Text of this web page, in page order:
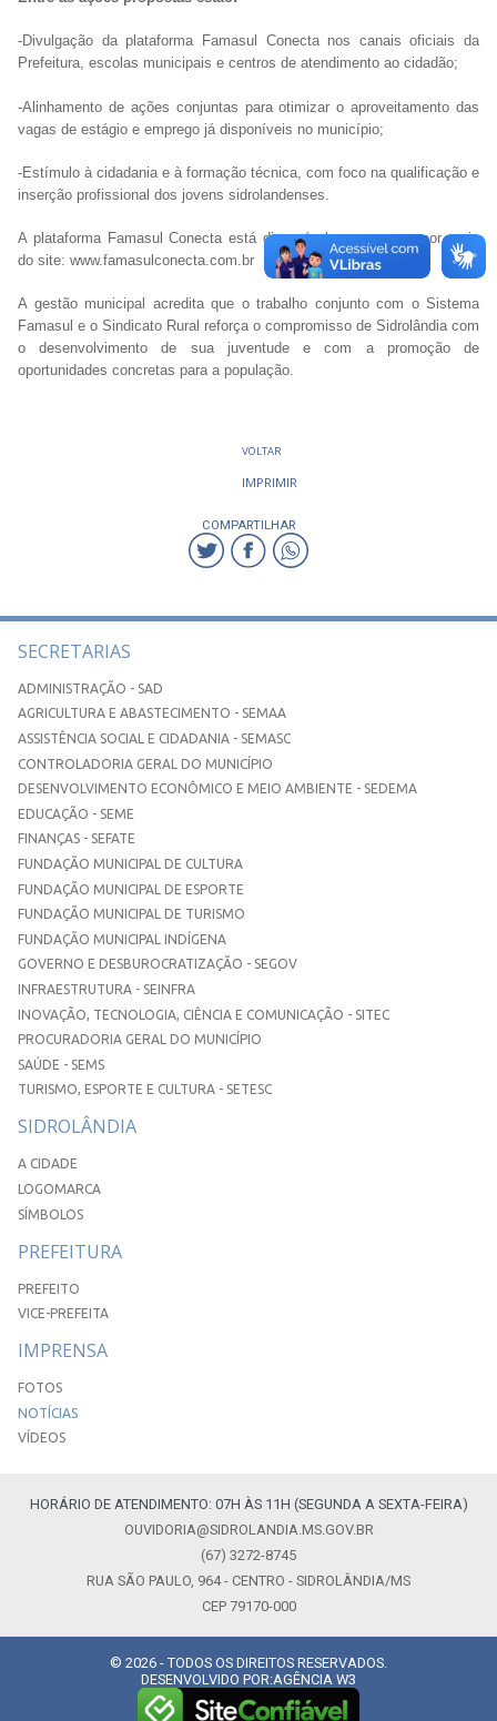
-Divulgação da plataforma Famasul Conecta nos canais oficiais da
Prefeitura, escolas municipais e centros de atendimento ao cidadão;
-Alinhamento de ações conjuntas para otimizar o aproveitamento das
vagas de estágio e emprego já disponíveis no município;
-Estímulo à cidadania e à formação técnica, com foco na qualificação e
inserção profissional dos jovens sidrolandenses.
A plataforma Famasul Conecta está disponível para acesso por meio
do site: www.famasulconecta.com.br
A gestão municipal acredita que o trabalho conjunto com o Sistema
Famasul e o Sindicato Rural reforça o compromisso de Sidrolândia com
o desenvolvimento de sua juventude e com a promoção de
oportunidades concretas para a população.
VOLTAR
IMPRIMIR
COMPARTILHAR
SECRETARIAS
ADMINISTRAÇÃO - SAD
AGRICULTURA E ABASTECIMENTO - SEMAA
ASSISTÊNCIA SOCIAL E CIDADANIA - SEMASC
CONTROLADORIA GERAL DO MUNICÍPIO
DESENVOLVIMENTO ECONÔMICO E MEIO AMBIENTE - SEDEMA
EDUCAÇÃO - SEME
FINANÇAS - SEFATE
FUNDAÇÃO MUNICIPAL DE CULTURA
FUNDAÇÃO MUNICIPAL DE ESPORTE
FUNDAÇÃO MUNICIPAL DE TURISMO
FUNDAÇÃO MUNICIPAL INDÍGENA
GOVERNO E DESBUROCRATIZAÇÃO - SEGOV
INFRAESTRUTURA - SEINFRA
INOVAÇÃO, TECNOLOGIA, CIÊNCIA E COMUNICAÇÃO - SITEC
PROCURADORIA GERAL DO MUNICÍPIO
SAÚDE - SEMS
TURISMO, ESPORTE E CULTURA - SETESC
SIDROLÂNDIA
A CIDADE
LOGOMARCA
SÍMBOLOS
PREFEITURA
PREFEITO
VICE-PREFEITA
IMPRENSA
FOTOS
NOTÍCIAS
VÍDEOS
HORÁRIO DE ATENDIMENTO: 07H ÀS 11H (SEGUNDA A SEXTA-FEIRA)
OUVIDORIA@SIDROLANDIA.MS.GOV.BR
(67) 3272-8745
RUA SÃO PAULO, 964 - CENTRO - SIDROLÂNDIA/MS
CEP 79170-000
© 2026 - TODOS OS DIREITOS RESERVADOS.
DESENVOLVIDO POR:AGÊNCIA W3